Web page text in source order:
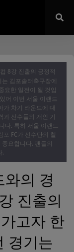
8강 진출의 긍정적
김포솔터축구장에
요한 일전이 될 것입
어 이번 서울 이랜드
가 차기 라운드에 대
과 선수들의 개인 기
다. 특히 서울 이랜드
FC가 선수단의 철
요합니다. 팬들의
.
와의 경
진출의
고자 한
경기는